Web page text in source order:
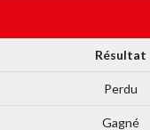
Résultat
Perdu
Gagné